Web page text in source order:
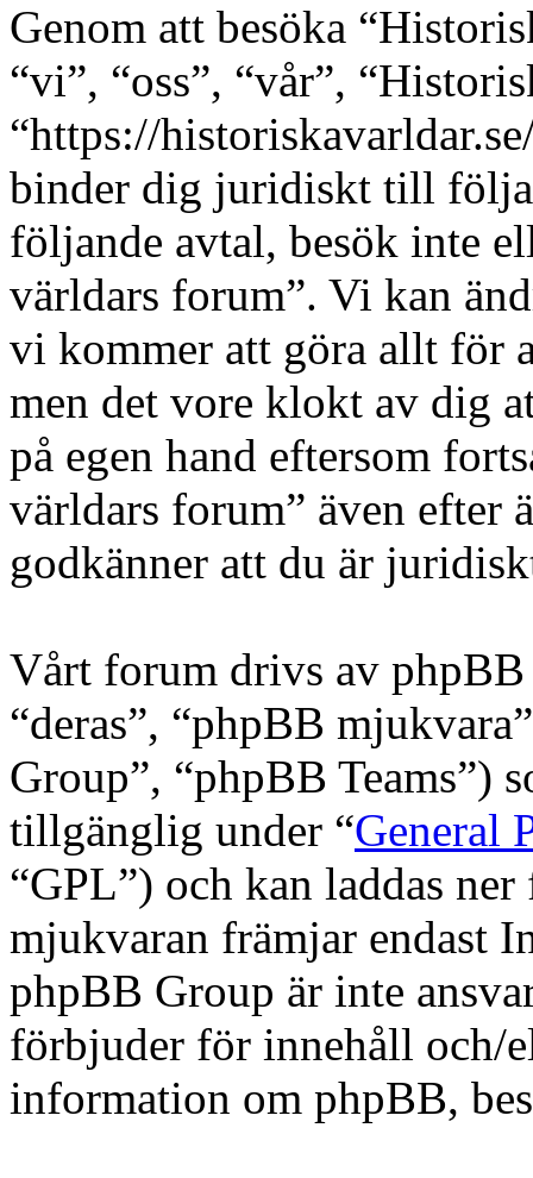
Genom att besöka
“vi”, “oss”, “vår”,
“https://
binder dig juridiskt till
följande avtal, besök inte
världars forum”. Vi kan
vi kommer att göra allt för
men det vore klokt av dig
på egen hand eftersom
världars forum” även efter
godkänner att du är
Vårt forum drivs av phpBB
“deras”, “phpBB
Group”, “phpBB Teams”)
tillgänglig under “General
“GPL”) och kan laddas
mjukvaran främjar endast
phpBB Group är inte
förbjuder för innehåll och/
information om phpBB,